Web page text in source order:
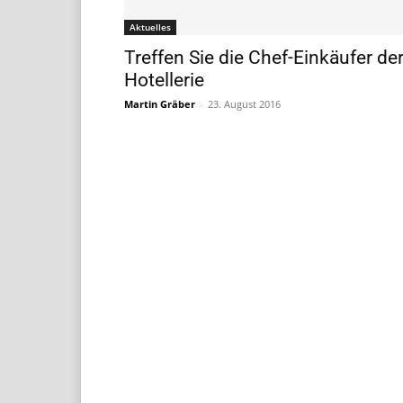
Aktuelles
Treffen Sie die Chef-Einkäufer der
Hotellerie
Martin Gräber - 23. August 2016